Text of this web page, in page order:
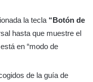
la tecla “Botón de
hasta que muestre el
en “modo de
de la guía de